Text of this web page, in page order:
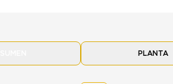
PLANTA